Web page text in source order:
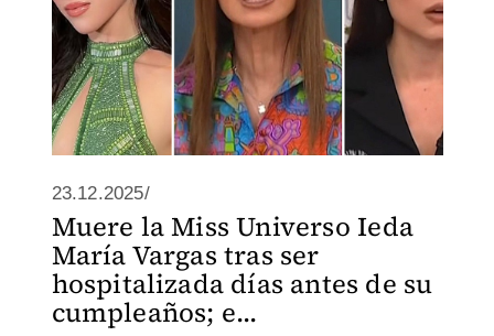
23.12.2025/
Muere la Miss Universo Ieda
María Vargas tras ser
hospitalizada días antes de su
cumpleaños; e...